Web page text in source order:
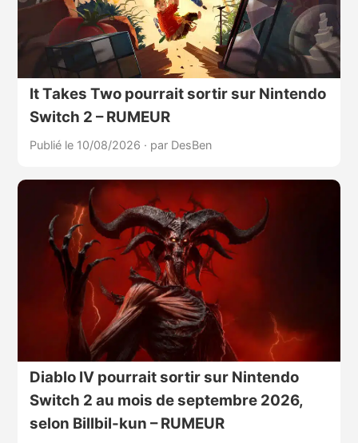
It Takes Two pourrait sortir sur Nintendo
Switch 2 – RUMEUR
Publié le 10/08/2026 · par DesBen
Diablo IV pourrait sortir sur Nintendo
Switch 2 au mois de septembre 2026,
selon Billbil-kun – RUMEUR